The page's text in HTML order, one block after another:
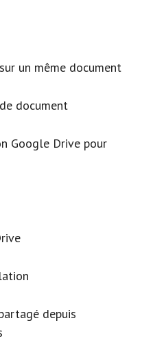
un même document
document
Google Drive pour
depuis